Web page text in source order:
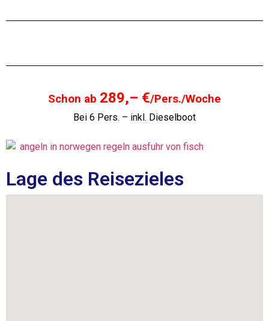
Schon ab 289,– €/Pers./Woche
Bei 6 Pers. – inkl. Dieselboot
Lage des Reisezieles